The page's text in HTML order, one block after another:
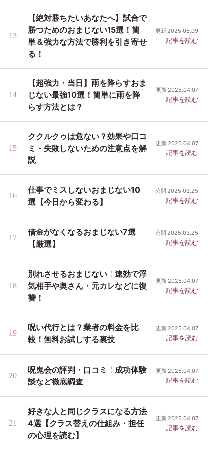
【絶対勝ちたいあなたへ】試合で
勝つためのおまじない15選！簡
単＆強力な方法で勝利を引き寄せ
る！
更新 2025.05.09
記事を読む
【超強力・当日】雨を降らすおま
じない最強10選！簡単に雨を降
らす方法とは？
更新 2025.04.07
記事を読む
ククルクゥは危ない？効果や口コ
ミ・失敗しないための注意点を解
説
更新 2025.04.07
記事を読む
仕事でミスしないおまじない10
選【今日から変わる】
公開 2025.03.25
記事を読む
借金がなくなるおまじない7選
【厳選】
公開 2025.03.25
記事を読む
別れさせるおまじない！速効で浮
気相手や奥さん・元カレなどに復
讐！
更新 2025.04.07
記事を読む
呪い代行とは？業者の料金を比
較！無料お試しする裏技
更新 2025.04.07
記事を読む
呪鬼会の評判・口コミ！成功体験
談など徹底調査
更新 2025.04.07
記事を読む
好きな人と同じクラスになる方法
4選【クラス替えの仕組み・担任
の心理を読む】
更新 2025.04.07
記事を読む